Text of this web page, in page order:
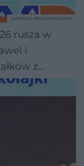
rusza w
i
z
MATERIAŁ SPONSOROWANY